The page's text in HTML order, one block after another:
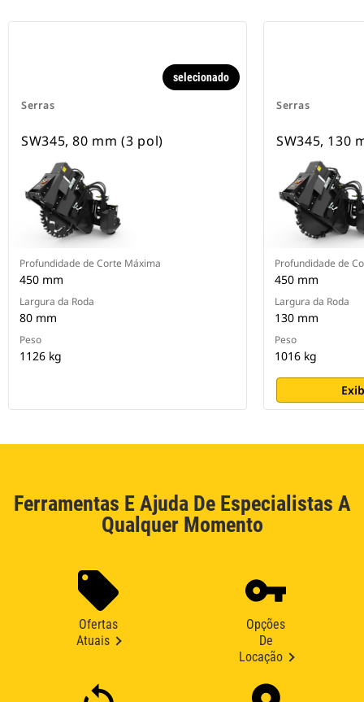
Serras
selecionado
SW345, 80 mm (3 pol)
Profundidade de Corte Máxima
450 mm
Largura da Roda
80 mm
Peso
1126 kg
Serras
SW345, 130
Profundidade de
450 mm
Largura da Roda
130 mm
Peso
1016 kg
Ferramentas E Ajuda De Especialistas A
Qualquer Momento
Ofertas
Atuais
Opções
De
Locação